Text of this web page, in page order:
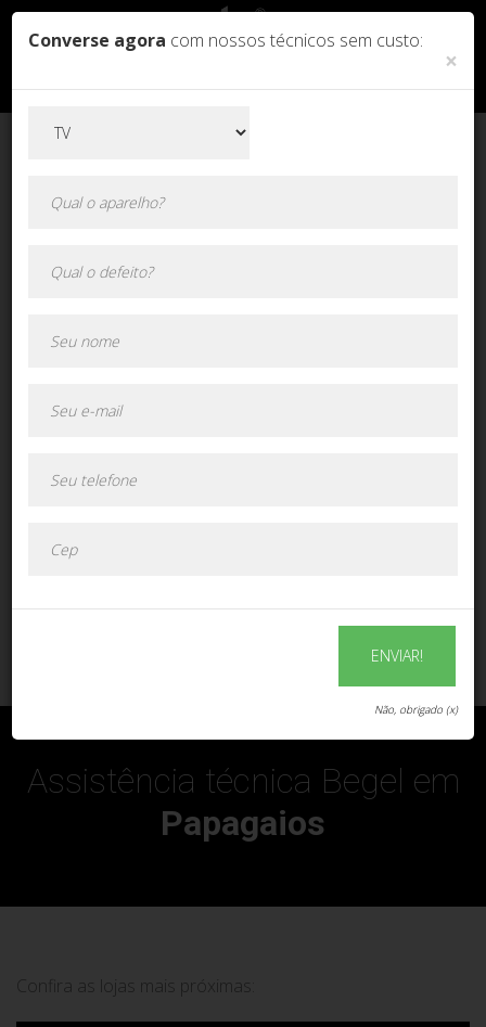
Assistência técnica Begel em
Papagaios
Confira as lojas mais próximas:
Converse agora com nossos técnicos sem custo:
×
ENVIAR!
Não, obrigado (x)